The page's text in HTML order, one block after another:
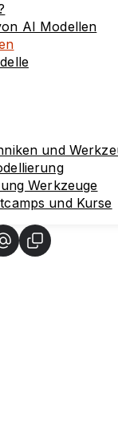
AI Modellen
und
Werkzeuge
und Kurse